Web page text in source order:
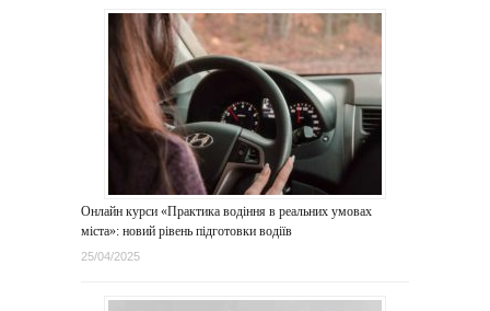
Онлайн курси «Практика водіння в реальних умовах
міста»: новий рівень підготовки водіїв
25/04/2025